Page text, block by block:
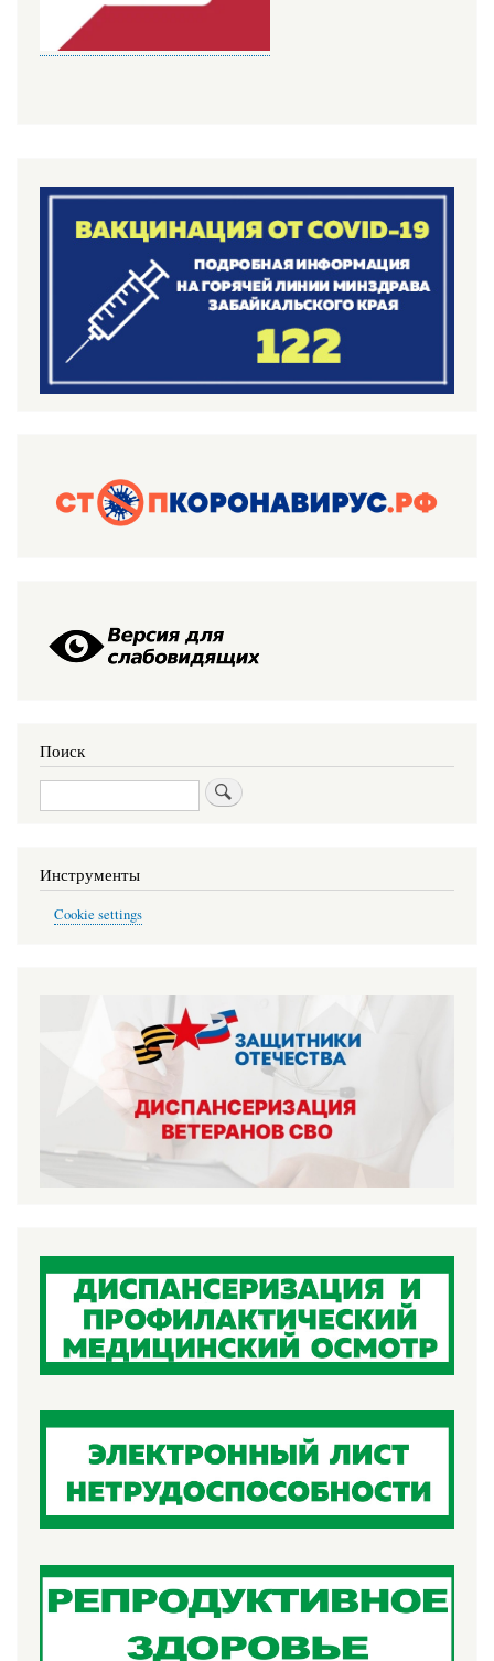
Поиск
Поиск
Инструменты
Cookie settings